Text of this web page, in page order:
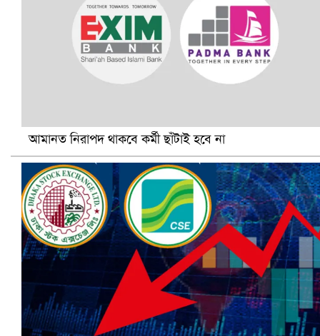
ভিউ বাড়াতে রাম দা হাতে ফেসবুকে ভিডিও পোস্ট শিক্ষকের
আমানত নিরাপদ থাকবে কর্মী ছাঁটাই হবে না